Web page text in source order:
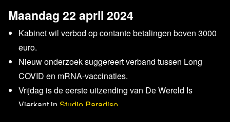
Maandag 22 april 2024
Kabinet wil verbod op contante betalingen boven 3000
euro.
Nieuw onderzoek suggereert verband tussen Long
COVID en mRNA-vaccinaties.
Vrijdag is de eerste uitzending van De Wereld Is
Vierkant in Studio Paradiso